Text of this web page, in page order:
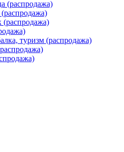
(распродажа)
(распродажа)
туризм (распродажа)